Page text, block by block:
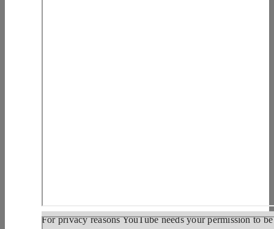
For privacy reasons YouTube needs your permission to